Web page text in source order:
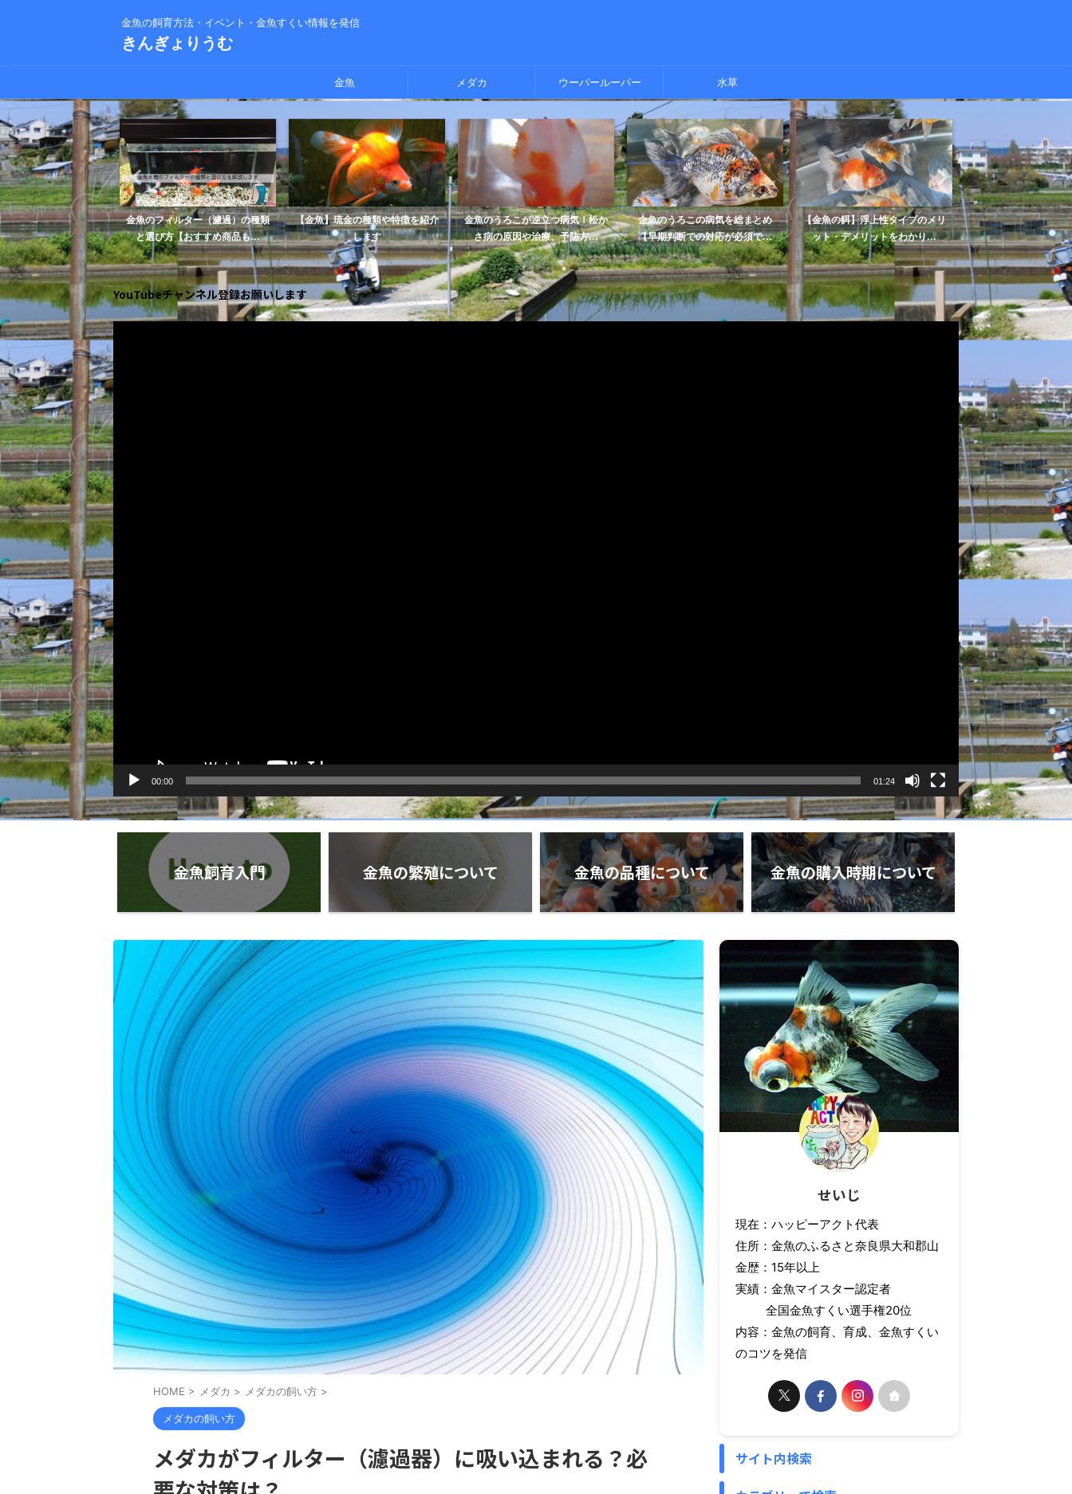
金魚の飼育方法・イベント・金魚すくい情報を発信
きんぎょりうむ
金魚 メダカ ウーパールーパー 水草
に向いている餌の選び
すすめの餌あり】
金魚のフィルター（濾過）の種類
と選び方【おすすめ商品も...
【金魚】琉金の種類や特徴を紹介
します
金魚のうろこが逆立つ病気！松か
さ病の原因や治療、予防方...
金魚のうろこの病気を総まとめ
【早期判断での対応が必須で...
【金魚の餌】浮上性タイプのメリ
ット・デメリットをわかり...
【金魚の病気】白点病
うつるの？
YouTubeチャンネル登録お願いします
動
画
プ
レ
ー
ヤ
ー
00:00 01:24
金魚飼育入門 金魚の繁殖について 金魚の品種について 金魚の購入時期について
HOME > メダカ > メダカの飼い方 >
メダカの飼い方
メダカがフィルター（濾過器）に吸い込まれる？必
せいじ
現在：ハッピーアクト代表
住所：金魚のふるさと奈良県大和郡山
金歴：15年以上
実績：金魚マイスター認定者
全国金魚すくい選手権20位
内容：金魚の飼育、育成、金魚すくい
のコツを発信
サイト内検索